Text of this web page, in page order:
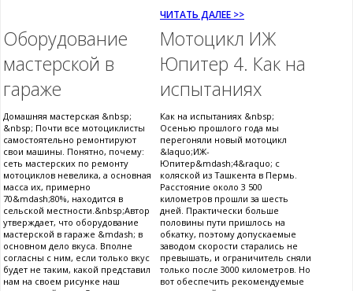
ЧИТАТЬ ДАЛЕЕ >>
Оборудование
мастерской в
гараже
Домашняя мастерская &nbsp;
&nbsp; Почти все мотоциклисты
самостоятельно ремонтируют
свои машины. Понятно, почему:
сеть мастерских по ремонту
мотоциклов невелика, а основная
масса их, примерно
70&mdash;80%, находится в
сельской местности.&nbsp;Автор
утверждает, что оборудование
мастерской в гараже &mdash; в
основном дело вкуса. Вполне
согласны с ним, если только вкус
будет не таким, какой представил
нам на своем рисунке наш
Мотоцикл ИЖ
Юпитер 4. Как на
испытаниях
Как на испытаниях &nbsp;
Осенью прошлого года мы
перегоняли новый мотоцикл
&laquo;ИЖ-
Юпитер&mdash;4&raquo; с
коляской из Ташкента в Пермь.
Расстояние около 3 500
километров прошли за шесть
дней. Практически больше
половины пути пришлось на
обкатку, поэтому допускаемые
заводом скорости старались не
превышать, и ограничитель сняли
только после 3000 километров. Но
вот обеспечить рекомендуемые